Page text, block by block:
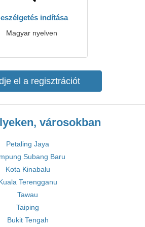
indítása
Magyar nyelven
el a regisztrációt
városokban
Petaling Jaya
Subang Baru
Kota Kinabalu
Terengganu
Tawau
Taiping
Bukit Tengah